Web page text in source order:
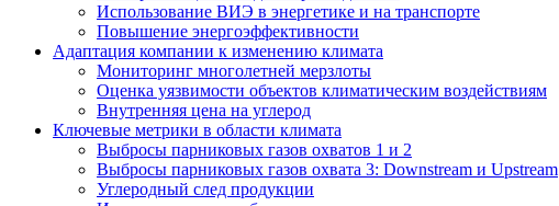
Использование ВИЭ в энергетике и на транспорте
Повышение энергоэффективности
Адаптация компании к изменению климата
Мониторинг многолетней мерзлоты
Оценка уязвимости объектов климатическим воздействиям
Внутренняя цена на углерод
Ключевые метрики в области климата
Выбросы парниковых газов охватов 1 и 2
Выбросы парниковых газов охвата 3: Downstream и Upstream
Углеродный след продукции